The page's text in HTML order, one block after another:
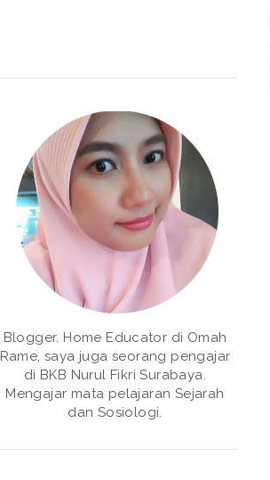
Blogger. Home Educator di Omah
Rame, saya juga seorang pengajar
di BKB Nurul Fikri Surabaya.
Mengajar mata pelajaran Sejarah
dan Sosiologi.